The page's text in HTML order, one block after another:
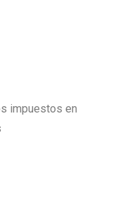
impuestos en